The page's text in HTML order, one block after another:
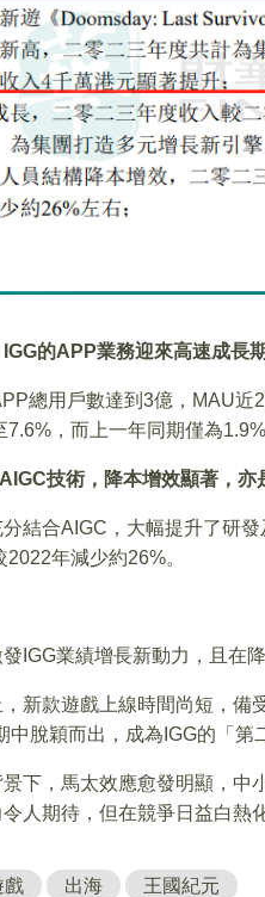
的APP業務迎來高速成長
總用戶數達到3億，MAU近
，而上一年同期僅為1.9%
技術，降本增效顯著，亦
結合AIGC，大幅提升了研
年減少約26%。
IGG業績增長新動力，且在
新款遊戲上線時間尚短，
脫穎而出，成為IGG的「第
下，馬太效應愈發明顯，中
人期待，但在競爭日益白熱
戲 出海 王國紀元